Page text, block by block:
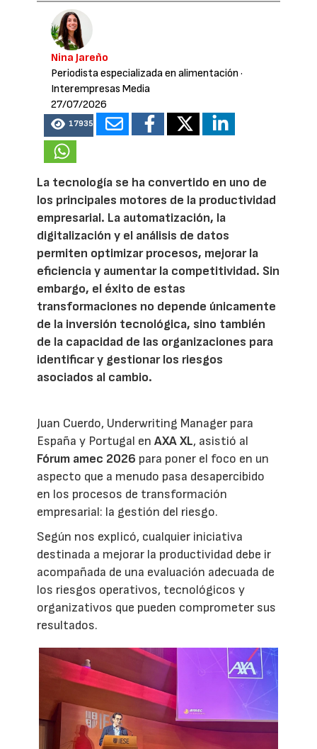
Nina Jareño
Periodista especializada en alimentación ·
Interempresas Media
27/07/2026
17935
La tecnología se ha convertido en uno de
los principales motores de la productividad
empresarial. La automatización, la
digitalización y el análisis de datos
permiten optimizar procesos, mejorar la
eficiencia y aumentar la competitividad. Sin
embargo, el éxito de estas
transformaciones no depende únicamente
de la inversión tecnológica, sino también
de la capacidad de las organizaciones para
identificar y gestionar los riesgos
asociados al cambio.
Juan Cuerdo, Underwriting Manager para
España y Portugal enAXA XL, asistió al
Fórum amec 2026 para poner el foco en un
aspecto que a menudo pasa desapercibido
en los procesos de transformación
empresarial: la gestión del riesgo.
Según nos explicó, cualquier iniciativa
destinada a mejorar la productividad debe ir
acompañada de una evaluación adecuada de
los riesgos operativos, tecnológicos y
organizativos que pueden comprometer sus
resultados.